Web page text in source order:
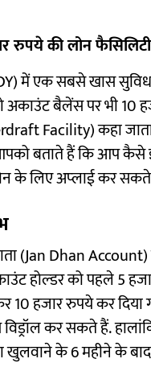
रुपये की लोन फैसिलिटी
में एक सबसे खास
अकाउंट बैलेंस पर भी 10
Facility) कहा
बताते हैं कि आप
के लिए अप्‍लाई कर
(Jan Dhan
होल्‍डर को पहले 5
10 हजार रुपये कर
कर सकते हैं.
के 6 महीने के बाद